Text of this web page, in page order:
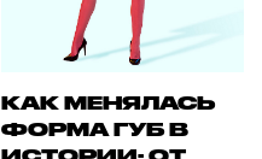
КАК МЕНЯЛАСЬ
ФОРМА ГУБ В